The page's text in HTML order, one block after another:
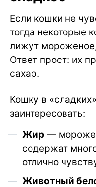
Если кошки не
тогда некоторые
лижут
Ответ прост: их
сахар.
Кошку в
заинтересовать:
Жир —
содержат
отлично
Животный